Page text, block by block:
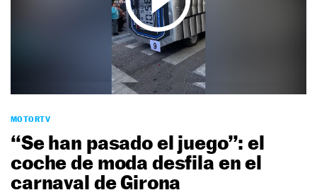
MOTORTV
“Se han pasado el juego”: el
coche de moda desfila en el
carnaval de Girona